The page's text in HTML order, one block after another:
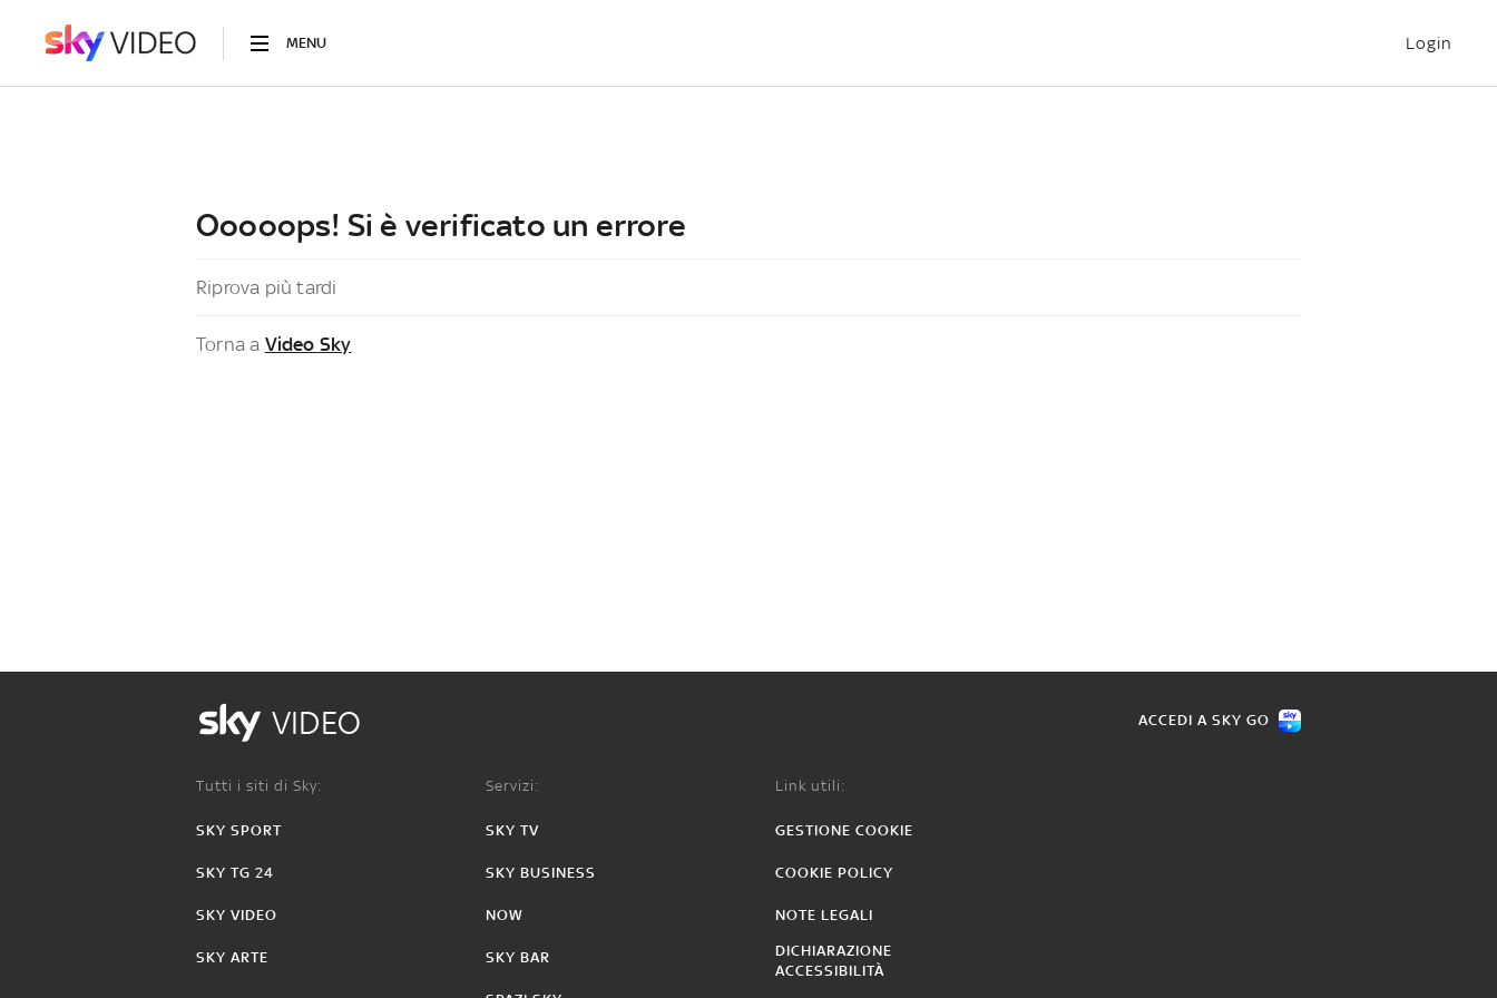
MENU Login
Ooooops! Si è verificato un errore
Riprova più tardi
Torna a Video Sky
VIDEO ACCEDI A SKY GO
Tutti i siti di Sky:
SKY SPORT
SKY TG 24
SKY VIDEO
SKY ARTE
Servizi:
SKY TV
SKY BUSINESS
NOW
SKY BAR
Link utili:
GESTIONE COOKIE
COOKIE POLICY
NOTE LEGALI
DICHIARAZIONE
ACCESSIBILITÀ